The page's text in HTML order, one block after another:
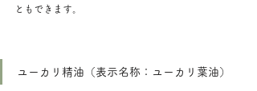
ともできます。
ユーカリ精油（表示名称：ユーカリ葉油）